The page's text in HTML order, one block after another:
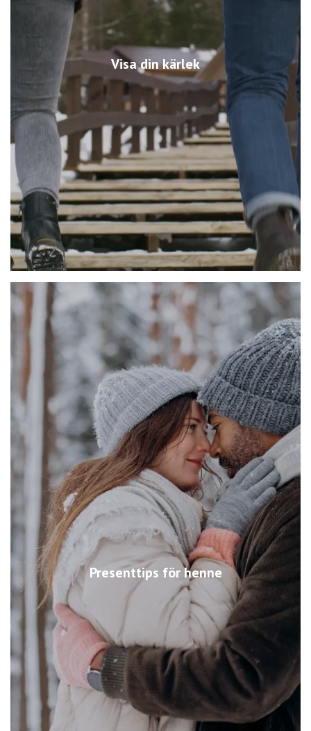
Visa din kärlek
Presenttips för henne